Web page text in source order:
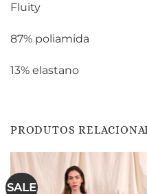
Fluity
87% poliamida
13% elastano
PRODUTOS
SALE